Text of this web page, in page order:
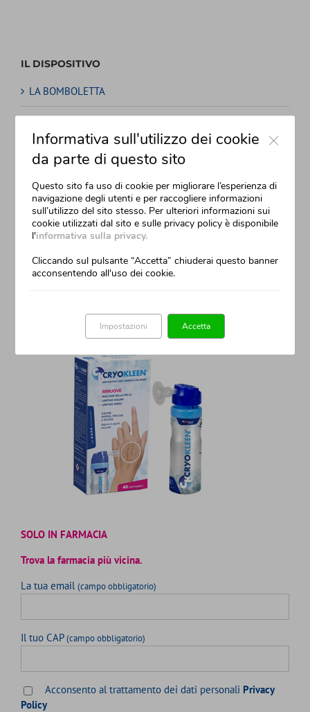
IL DISPOSITIVO
LA BOMBOLETTA
> GUARDA IL TUTORIAL
SOLO IN FARMACIA
Trova la farmacia più vicina.
La tua email(campo obbligatorio)
Il tuo CAP(campo obbligatorio)
Acconsento al trattamento dei dati personali Privacy
Policy
Informativa sull'utilizzo dei cookie
da parte di questo sito
Questo sito fa uso di cookie per migliorare l’esperienza di
navigazione degli utenti e per raccogliere informazioni
sull’utilizzo del sito stesso. Per ulteriori informazioni sui
cookie utilizzati dal sito e sulle privacy policy è disponibile
l'informativa sulla privacy.
Cliccando sul pulsante “Accetta” chiuderai questo banner
acconsentendo all'uso dei cookie.
Accetta
Impostazioni